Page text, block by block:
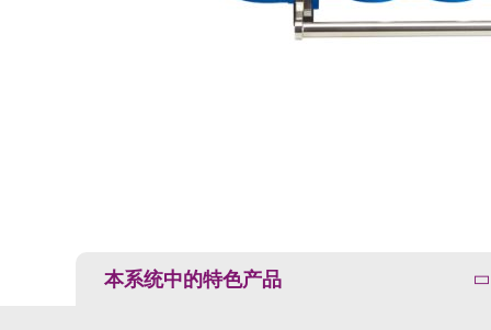
本系统中的特色产品